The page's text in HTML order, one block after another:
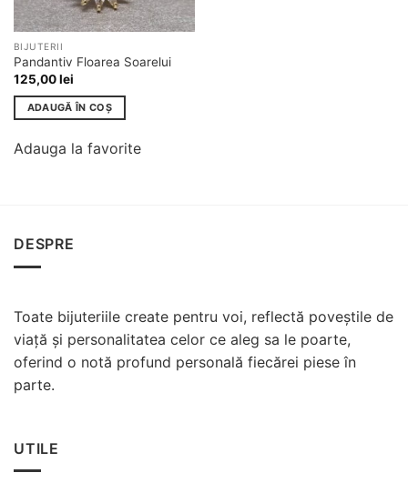
BIJUTERII
Pandantiv Floarea Soarelui
125,00lei
ADAUGĂ ÎN COȘ
Adauga la favorite
DESPRE
Toate bijuteriile create pentru voi, reflectă poveștile de
viață și personalitatea celor ce aleg sa le poarte,
oferind o notă profund personală fiecărei piese în
parte.
UTILE